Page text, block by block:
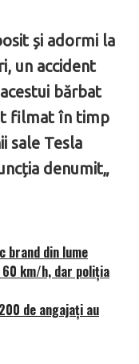
și adormi la
un accident
bărbat
filmat în timp
sale Tesla
denumit„
brand din lume
km/h, dar poliția
de angajați au